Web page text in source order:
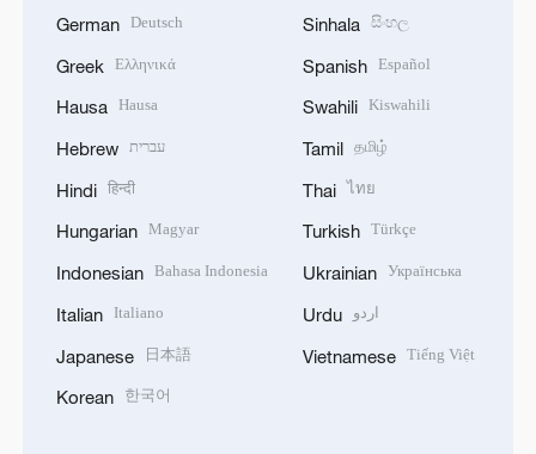
German Deutsch
Greek Ελληνικά
Hausa Hausa
Hebrew עברית
Hindi हिन्दी
Hungarian Magyar
Indonesian Bahasa Indonesia
Italian Italiano
Japanese 日本語
Korean 한국어
Sinhala සිංහල
Spanish Español
Swahili Kiswahili
Tamil தமிழ்
Thai ไทย
Turkish Türkçe
Ukrainian Українська
Urdu اردو
Vietnamese Tiếng Việt